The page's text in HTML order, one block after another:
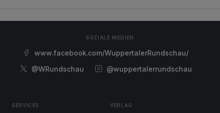
SOZIALE MEDIEN
www.facebook.com/WuppertalerRundschau/
@WRundschau
@wuppertalerrundschau
SERVICES VERLAG